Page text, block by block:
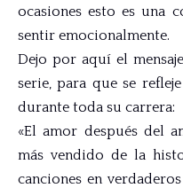
ocasiones esto es una
sentir emocionalmente.
Dejo por aquí el
serie, para que se
durante toda su carrera:
«El amor después del
más vendido de la
canciones en